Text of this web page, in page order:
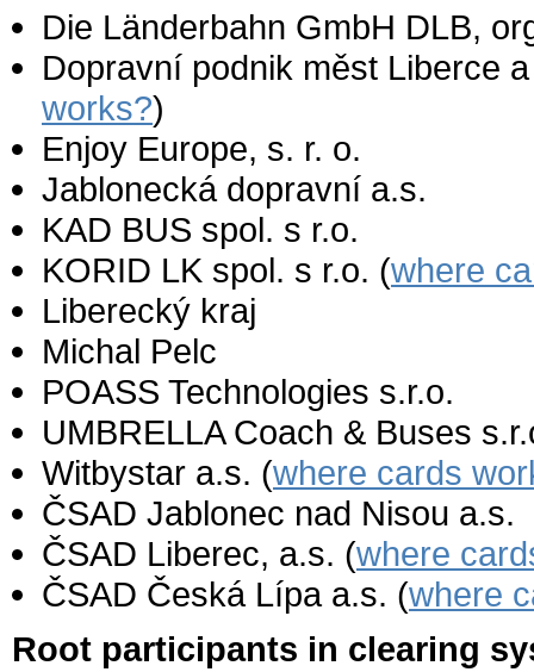
Die Länderbahn GmbH DLB,
Dopravní podnik měst Liberce
works?)
Enjoy Europe, s. r. o.
Jablonecká dopravní a.s.
KAD BUS spol. s r.o.
KORID LK spol. s r.o. (where
Liberecký kraj
Michal Pelc
POASS Technologies s.r.o.
UMBRELLA Coach & Buses
Witbystar a.s. (where cards
ČSAD Jablonec nad Nisou a.s.
ČSAD Liberec, a.s. (where
ČSAD Česká Lípa a.s. (where
Root participants in clearing